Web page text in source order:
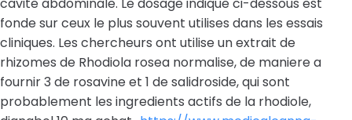
cavite abdominale. Le dosage indique ci-dessous est
fonde sur ceux le plus souvent utilises dans les essais
cliniques. Les chercheurs ont utilise un extrait de
rhizomes de Rhodiola rosea normalise, de maniere a
fournir 3 de rosavine et 1 de salidroside, qui sont
probablement les ingredients actifs de la rhodiole,